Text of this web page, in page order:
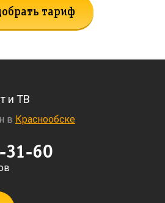
тариф
и ТВ
в Краснообске
31-60